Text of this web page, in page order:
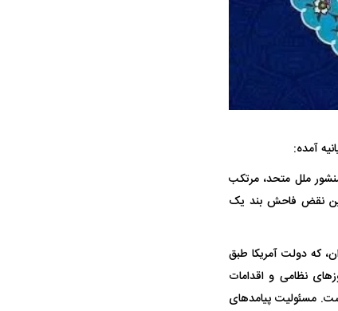
آمده:
آمریکا در ساعات اولیه بامداد چهارشنبه مورخ ۱۷ تیر ۱۴۰۵ با نقض آشکار بند ۴ ماده ۲ منشور ملل متحد، مرتکب
نقض فاحش بند یک
که دولت آمریکا طبق
نظامی و اقدامات
مسئولیت پیامدهای
| پهپاد انتحاری